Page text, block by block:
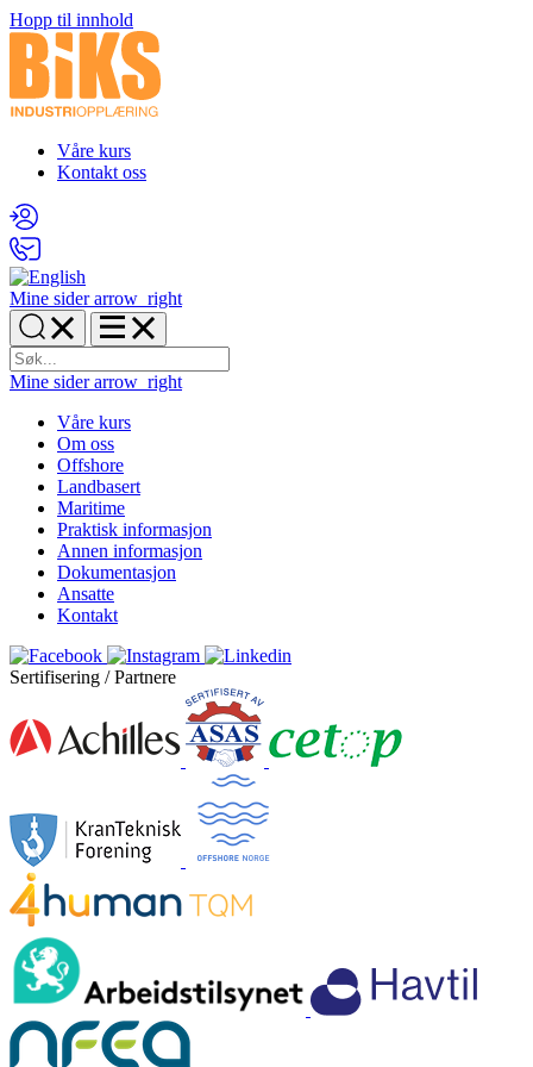
Hopp til innhold
Våre kurs
Kontakt oss
Mine sider arrow_right
Mine sider arrow_right
Våre kurs
Om oss
Offshore
Landbasert
Maritime
Praktisk informasjon
Annen informasjon
Dokumentasjon
Ansatte
Kontakt
Sertifisering / Partnere